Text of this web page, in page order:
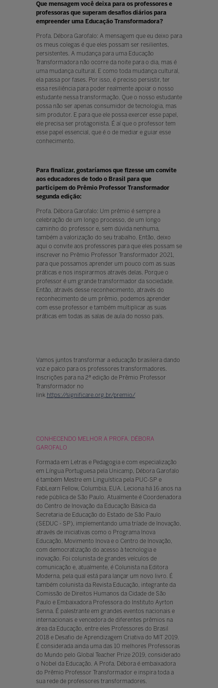
Que mensagem você deixa para os professores e
professoras que superam desafios diários para
empreender uma Educação Transformadora?
Profa. Débora Garofalo: A mensagem que eu deixo para
os meus colegas é que eles possam ser resilientes,
persistentes. A mudança para uma Educação
Transformadora não ocorre da noite para o dia, mas é
uma mudança cultural. E como toda mudança cultural,
ela passa por fases. Por isso, é preciso persistir, ter
essa resiliência para poder realmente apoiar o nosso
estudante nessa transformação. Que o nosso estudante
possa não ser apenas consumidor de tecnologia, mas
sim produtor. E para que ele possa exercer esse papel,
ele precisa ser protagonista. É aí que o professor tem
esse papel essencial, que é o de mediar e guiar esse
conhecimento.
Para finalizar, gostaríamos que fizesse um convite
aos educadores de todo o Brasil para que
participem do Prêmio Professor Transformador
segunda edição:
Profa. Débora Garofalo: Um prêmio é sempre a
celebração de um longo processo, de um longo
caminho do professor e, sem dúvida nenhuma,
também a valorização do seu trabalho. Então, deixo
aqui o convite aos professores para que eles possam se
inscrever no Prêmio Professor Transformador 2021,
para que possamos aprender um pouco com as suas
práticas e nos inspirarmos através delas. Porque o
professor é um grande transformador da sociedade.
Então, através desse reconhecimento, através do
reconhecimento de um prêmio, podemos aprender
com esse professor e também multiplicar as suas
práticas em todas as salas de aula do nosso país.
Vamos juntos transformar a educação brasileira dando
voz e palco para os professores transformadores.
Inscrições para na 2ª edição de Prêmio Professor
Transformador no
link https://significare.org.br/premio/
CONHECENDO MELHOR A PROFA. DÉBORA
GAROFALO
Formada em Letras e Pedagogia e com especialização
em Língua Portuguesa pela Unicamp, Débora Garofalo
é também Mestre em Linguística pela PUC-SP e
FabLearn Fellow, Columbia, EUA. Leciona há 16 anos na
rede pública de São Paulo. Atualmente é Coordenadora
do Centro de Inovação da Educação Básica da
Secretaria de Educação do Estado de São Paulo
(SEDUC - SP), implementando uma tríade de Inovação,
através de iniciativas como o Programa Inova
Educação, Movimento Inova e o Centro de Inovação,
com democratização do acesso à tecnologia e
inovação. Foi colunista de grandes veículos de
comunicação e, atualmente, é Colunista na Editora
Moderna, pela qual está para lançar um novo livro. É
também colunista da Revista Educação, integrante da
Comissão de Direitos Humanos da Cidade de São
Paulo e Embaixadora Professora do Instituto Ayrton
Senna. É palestrante em grandes eventos nacionais e
internacionais e vencedora de diferentes prêmios na
área da Educação, entre eles Professores do Brasil
2018 e Desafio de Aprendizagem Criativa do MIT 2019.
É considerada ainda uma das 10 melhores Professoras
do Mundo pelo Global Teacher Prize 2019, considerado
o Nobel da Educação. A Profa. Débora é embaixadora
do Prêmio Professor Transformador e inspira toda a
sua rede de professores transformadores.